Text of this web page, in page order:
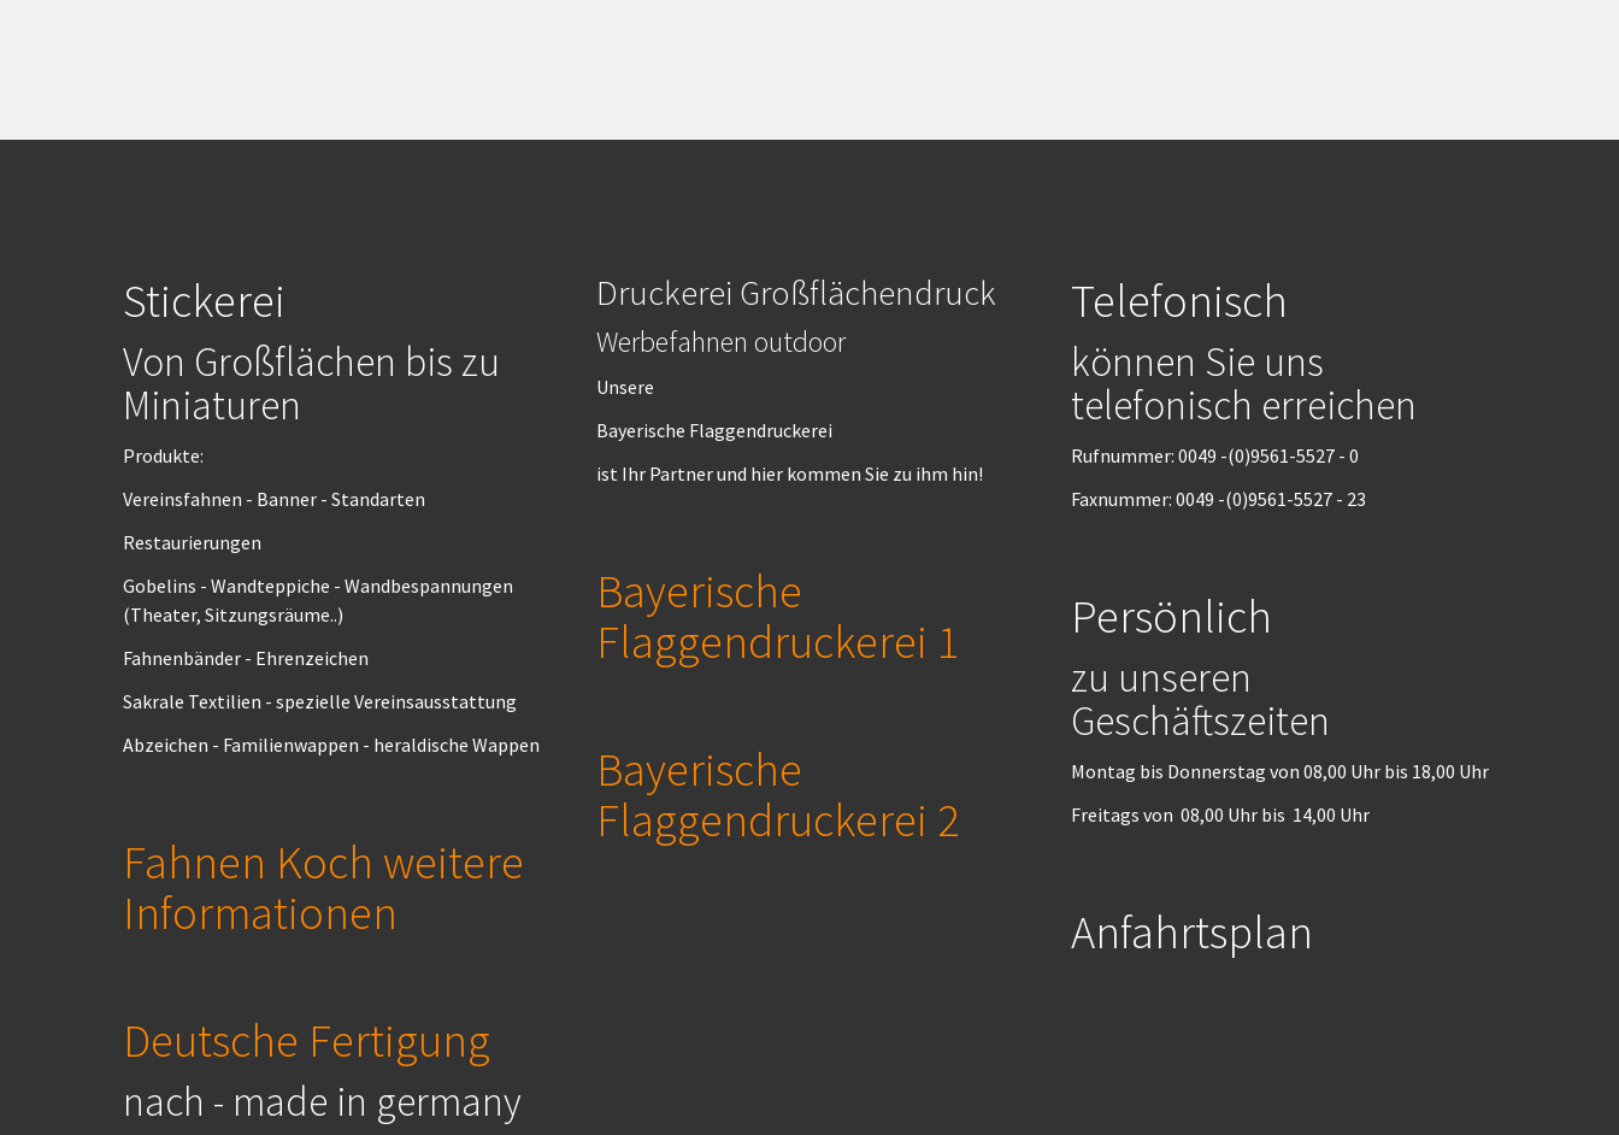
Stickerei
Von Großflächen bis zu
Miniaturen
Produkte:
Vereinsfahnen - Banner - Standarten
Restaurierungen
Gobelins - Wandteppiche - Wandbespannungen
(Theater, Sitzungsräume..)
Fahnenbänder - Ehrenzeichen
Sakrale Textilien - spezielle Vereinsausstattung
Abzeichen - Familienwappen - heraldische Wappen
Fahnen Koch weitere
Informationen
Deutsche Fertigung
nach - made in germany
Druckerei Großflächendruck
Werbefahnen outdoor
Unsere
Bayerische Flaggendruckerei
ist Ihr Partner und hier kommen Sie zu ihm hin!
Bayerische
Flaggendruckerei 1
Bayerische
Flaggendruckerei 2
Telefonisch
können Sie uns
telefonisch erreichen
Rufnummer: 0049 -(0)9561-5527 - 0
Faxnummer: 0049 -(0)9561-5527 - 23
Persönlich
zu unseren
Geschäftszeiten
Montag bis Donnerstag von 08,00 Uhr bis 18,00 Uhr
Freitags von 08,00 Uhr bis 14,00 Uhr
Anfahrtsplan